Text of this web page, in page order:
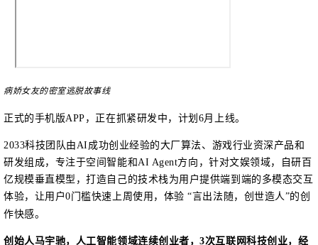
病娇女友的密室逃脱故事线
正式的手机版APP，正在抓紧研发中，计划6月上线。
2033科技团队由AI成功创业经验的大厂算法、游戏行业资深产品和
研发组成，专注于空间智能和AI Agent方向 ，针对文娱领域，自研百
亿规模垂直模型，打造自己的技术栈为用户提供端到端的多模态交互
体验，让用户0门槛快速上周使用，体验 “言出法随，创世造人”的创
作快感。
创始人马宇驰，人工智能领域连续创业者，3次互联网科技创业，经